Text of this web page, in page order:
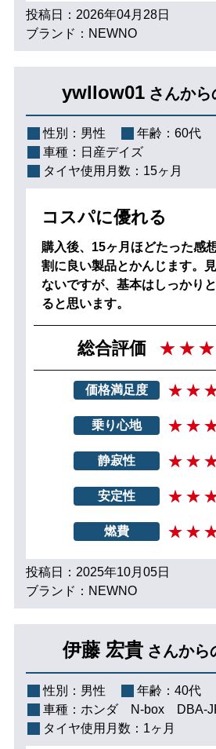
投稿日：2026年04月28日
ブランド：NEWNO
ywllow01 さんか
性別： 男性 年齢： 60代
車種： 日産デイズ
タイヤ使用月数： 15ヶ月
コスパに優れる
購入後、15ヶ月ほどたった感
割に良い製品とかんじます。
ないですが、基本はしっかり
ると思います。
総合評価
価格満足度
乗り心地
静寂性
安定性
燃費
投稿日：2025年10月05日
ブランド：NEWNO
伊藤 宏貴 さんから
性別： 男性 年齢： 40代
車種： ホンダ N‐box DBA-
タイヤ使用月数： 1ヶ月